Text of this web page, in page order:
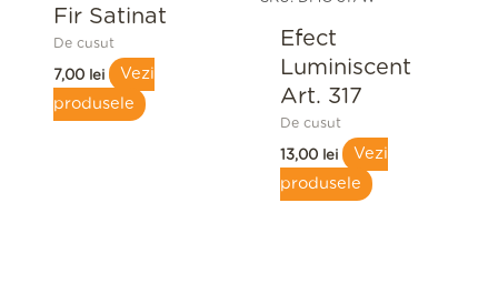
Fir Satinat
De cusut
7,00 lei
Vezi
produsele
Efect
Luminiscent
Art. 317
De cusut
13,00 lei
Vezi
produsele